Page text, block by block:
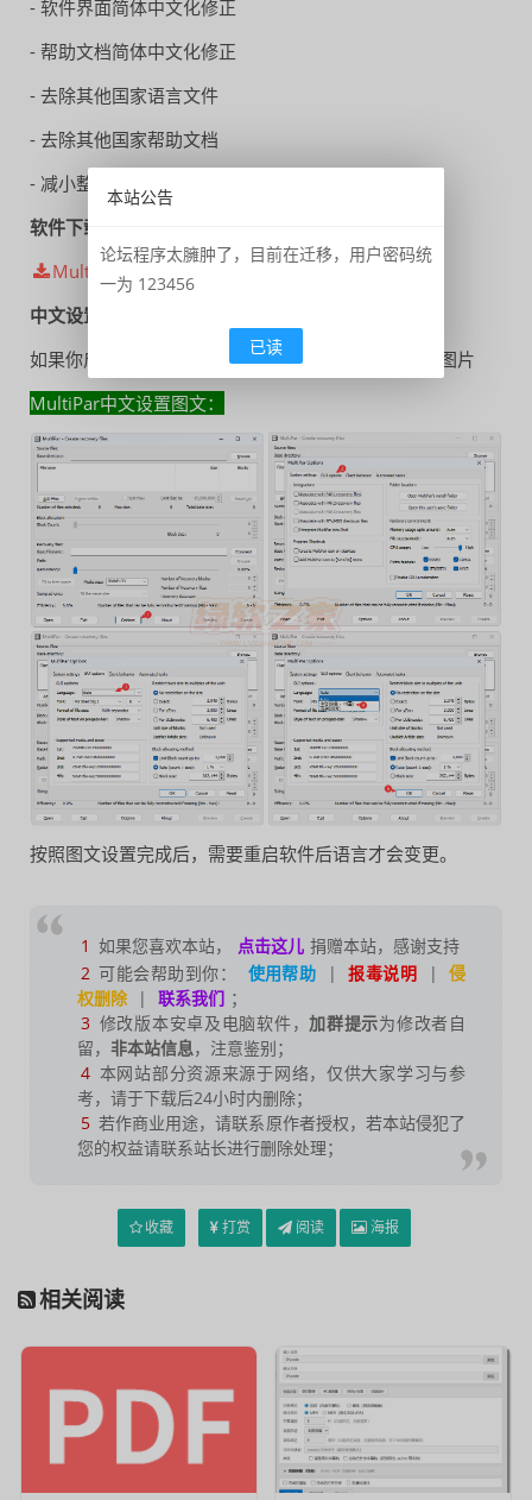
- 软件界面简体中文化修正
- 帮助文档简体中文化修正
- 去除其他国家语言文件
- 去除其他国家帮助文档
- 减小整体体积，解压后仅占用磁盘2.19MB空间
软件下载
MultiPar_v1.3.2.9_Portable_Chs.7z
中文设置
如果你启动软件后不是中文界面，可以参考下面这张图片
MultiPar中文设置图文：
按照图文设置完成后，需要重启软件后语言才会变更。
1 如果您喜欢本站， 点击这儿 捐赠本站，感谢支持
2 可能会帮助到你： 使用帮助 | 报毒说明 |
侵
权删除
| 联系我们 ；
3 修改版本安卓及电脑软件，加群提示为修改者自
留， 非本站信息，注意鉴别；
4 本网站部分资源来源于网络，仅供大家学习与参
考，请于下载后24小时内删除；
5 若作商业用途，请联系原作者授权，若本站侵犯了
您的权益请联系站长进行删除处理；
收藏 打赏 阅读 海报
相关阅读
本站公告
论坛程序太臃肿了，目前在迁移，用户密码统
一为 123456
已读